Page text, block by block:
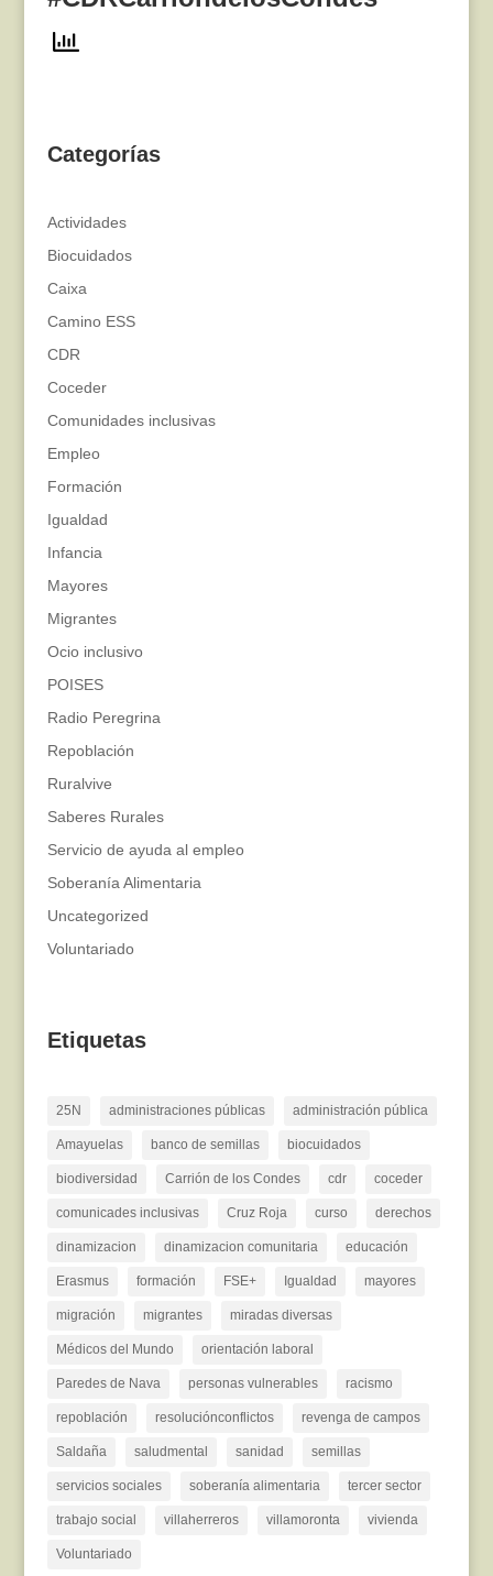
Categorías
Actividades
Biocuidados
Caixa
Camino ESS
CDR
Coceder
Comunidades inclusivas
Empleo
Formación
Igualdad
Infancia
Mayores
Migrantes
Ocio inclusivo
POISES
Radio Peregrina
Repoblación
Ruralvive
Saberes Rurales
Servicio de ayuda al empleo
Soberanía Alimentaria
Uncategorized
Voluntariado
Etiquetas
25N administraciones públicas administración pública
Amayuelas banco de semillas biocuidados
biodiversidad Carrión de los Condes cdr coceder
comunicades inclusivas Cruz Roja curso derechos
dinamizacion dinamizacion comunitaria educación
Erasmus formación FSE+ Igualdad mayores
migración migrantes miradas diversas
Médicos del Mundo orientación laboral
Paredes de Nava personas vulnerables racismo
repoblación resoluciónconflictos revenga de campos
Saldaña saludmental sanidad semillas
servicios sociales soberanía alimentaria tercer sector
trabajo social villaherreros villamoronta vivienda
Voluntariado